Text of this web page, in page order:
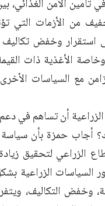
الأمن الغذائي،
من الأزمات التي
استقرار وخفض تكاليف
الأغذية ذات القيمة
مع السياسات
أن تساهم في
أجاب حمزة بأن
الزراعي لتحقيق
السياسات الزراعية
وخفض التكاليف،